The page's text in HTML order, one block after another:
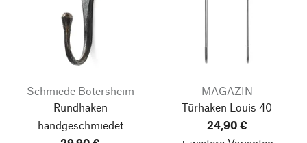
Schmiede Bötersheim
Rundhaken
handgeschmiedet
MAGAZIN
Türhaken Louis 40
24,90 €